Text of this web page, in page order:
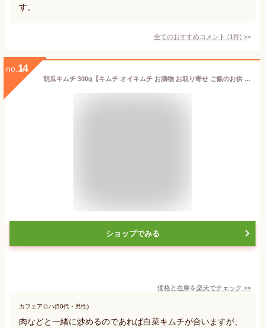
す。
全てのおすすめコメント (1件) >
no. 14
胡瓜キムチ 300g【キムチ オイキムチ お漬物 お取り寄せ ご飯のお供 父の日 お中元 韓国 野菜キムチ 国産 乳酸菌 発酵 発酵食品 天平キムチ】
ショップでみる
価格と在庫を楽天でチェック >>
カフェアロハ(50代・男性)
肉などと一緒に炒めるのであれば白菜キムチが合いますが、